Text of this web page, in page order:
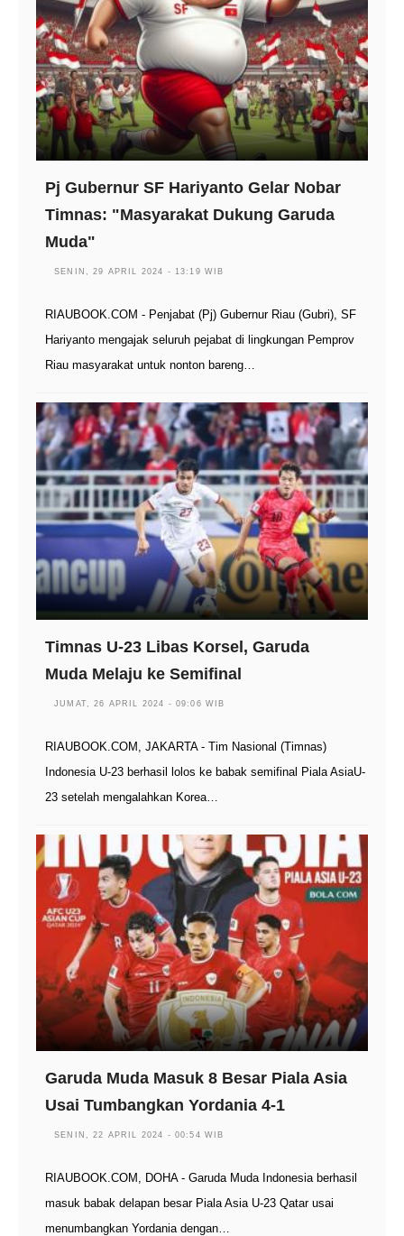
Pj Gubernur SF Hariyanto Gelar Nobar
Timnas: "Masyarakat Dukung Garuda
Muda"
SENIN, 29 APRIL 2024 - 13:19 WIB
RIAUBOOK.COM - Penjabat (Pj) Gubernur Riau (Gubri), SF
Hariyanto mengajak seluruh pejabat di lingkungan Pemprov
Riau masyarakat untuk nonton bareng…
Timnas U-23 Libas Korsel, Garuda
Muda Melaju ke Semifinal
JUMAT, 26 APRIL 2024 - 09:06 WIB
RIAUBOOK.COM, JAKARTA - Tim Nasional (Timnas)
Indonesia U-23 berhasil lolos ke babak semifinal Piala AsiaU-
23 setelah mengalahkan Korea…
Garuda Muda Masuk 8 Besar Piala Asia
Usai Tumbangkan Yordania 4-1
SENIN, 22 APRIL 2024 - 00:54 WIB
RIAUBOOK.COM, DOHA - Garuda Muda Indonesia berhasil
masuk babak delapan besar Piala Asia U-23 Qatar usai
menumbangkan Yordania dengan…